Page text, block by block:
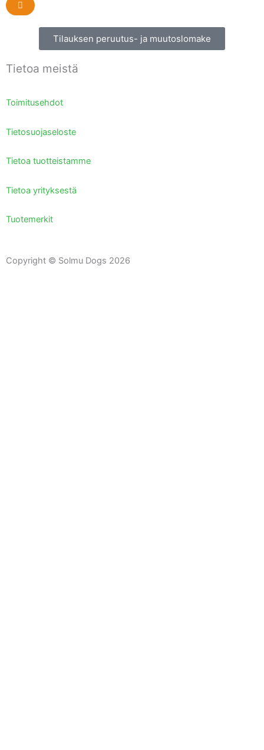
Tilauksen peruutus- ja muutoslomake
Tietoa meistä
Toimitusehdot
Tietosuojaseloste
Tietoa tuotteistamme
Tietoa yrityksestä
Tuotemerkit
Copyright © Solmu Dogs 2026